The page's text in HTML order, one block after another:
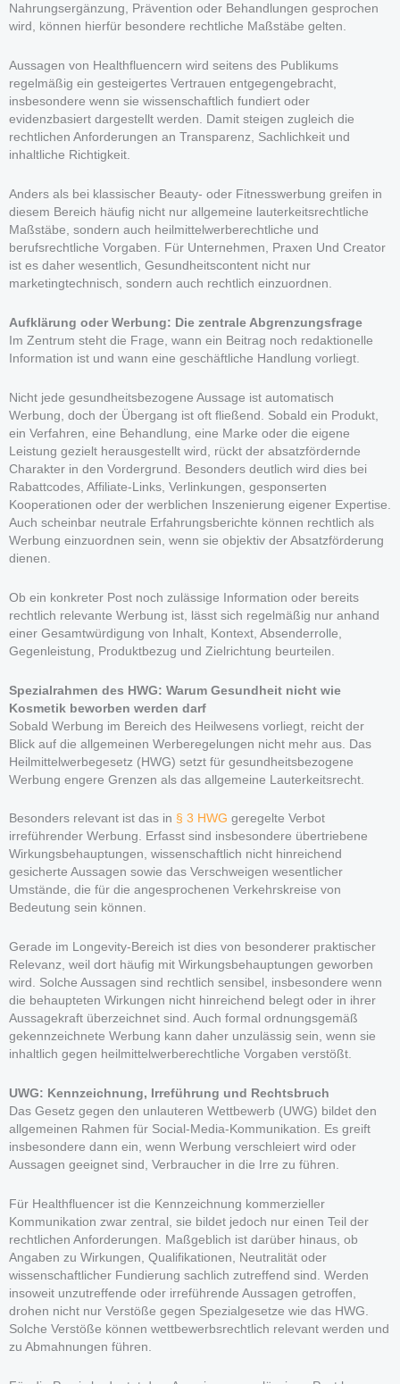
Nahrungsergänzung, Prävention oder Behandlungen gesprochen
wird, können hierfür besondere rechtliche Maßstäbe gelten.
Aussagen von Healthfluencern wird seitens des Publikums
regelmäßig ein gesteigertes Vertrauen entgegengebracht,
insbesondere wenn sie wissenschaftlich fundiert oder
evidenzbasiert dargestellt werden. Damit steigen zugleich die
rechtlichen Anforderungen an Transparenz, Sachlichkeit und
inhaltliche Richtigkeit.
Anders als bei klassischer Beauty- oder Fitnesswerbung greifen in
diesem Bereich häufig nicht nur allgemeine lauterkeitsrechtliche
Maßstäbe, sondern auch heilmittelwerberechtliche und
berufsrechtliche Vorgaben. Für Unternehmen, Praxen Und Creator
ist es daher wesentlich, Gesundheitscontent nicht nur
marketingtechnisch, sondern auch rechtlich einzuordnen.
Aufklärung oder Werbung: Die zentrale Abgrenzungsfrage
Im Zentrum steht die Frage, wann ein Beitrag noch redaktionelle
Information ist und wann eine geschäftliche Handlung vorliegt.
Nicht jede gesundheitsbezogene Aussage ist automatisch
Werbung, doch der Übergang ist oft fließend. Sobald ein Produkt,
ein Verfahren, eine Behandlung, eine Marke oder die eigene
Leistung gezielt herausgestellt wird, rückt der absatzfördernde
Charakter in den Vordergrund. Besonders deutlich wird dies bei
Rabattcodes, Affiliate-Links, Verlinkungen, gesponserten
Kooperationen oder der werblichen Inszenierung eigener Expertise.
Auch scheinbar neutrale Erfahrungsberichte können rechtlich als
Werbung einzuordnen sein, wenn sie objektiv der Absatzförderung
dienen.
Ob ein konkreter Post noch zulässige Information oder bereits
rechtlich relevante Werbung ist, lässt sich regelmäßig nur anhand
einer Gesamtwürdigung von Inhalt, Kontext, Absenderrolle,
Gegenleistung, Produktbezug und Zielrichtung beurteilen.
Spezialrahmen des HWG: Warum Gesundheit nicht wie
Kosmetik beworben werden darf
Sobald Werbung im Bereich des Heilwesens vorliegt, reicht der
Blick auf die allgemeinen Werberegelungen nicht mehr aus. Das
Heilmittelwerbegesetz (HWG) setzt für gesundheitsbezogene
Werbung engere Grenzen als das allgemeine Lauterkeitsrecht.
Besonders relevant ist das in § 3 HWG geregelte Verbot
irreführender Werbung. Erfasst sind insbesondere übertriebene
Wirkungsbehauptungen, wissenschaftlich nicht hinreichend
gesicherte Aussagen sowie das Verschweigen wesentlicher
Umstände, die für die angesprochenen Verkehrskreise von
Bedeutung sein können.
Gerade im Longevity-Bereich ist dies von besonderer praktischer
Relevanz, weil dort häufig mit Wirkungsbehauptungen geworben
wird. Solche Aussagen sind rechtlich sensibel, insbesondere wenn
die behaupteten Wirkungen nicht hinreichend belegt oder in ihrer
Aussagekraft überzeichnet sind. Auch formal ordnungsgemäß
gekennzeichnete Werbung kann daher unzulässig sein, wenn sie
inhaltlich gegen heilmittelwerberechtliche Vorgaben verstößt.
UWG: Kennzeichnung, Irreführung und Rechtsbruch
Das Gesetz gegen den unlauteren Wettbewerb (UWG) bildet den
allgemeinen Rahmen für Social-Media-Kommunikation. Es greift
insbesondere dann ein, wenn Werbung verschleiert wird oder
Aussagen geeignet sind, Verbraucher in die Irre zu führen.
Für Healthfluencer ist die Kennzeichnung kommerzieller
Kommunikation zwar zentral, sie bildet jedoch nur einen Teil der
rechtlichen Anforderungen. Maßgeblich ist darüber hinaus, ob
Angaben zu Wirkungen, Qualifikationen, Neutralität oder
wissenschaftlicher Fundierung sachlich zutreffend sind. Werden
insoweit unzutreffende oder irreführende Aussagen getroffen,
drohen nicht nur Verstöße gegen Spezialgesetze wie das HWG.
Solche Verstöße können wettbewerbsrechtlich relevant werden und
zu Abmahnungen führen.